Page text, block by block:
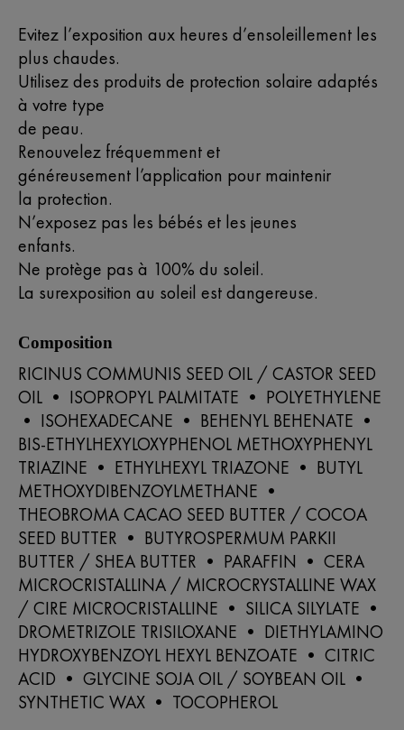
Evitez l’exposition aux heures d’ensoleillement les
plus chaudes.
Utilisez des produits de protection solaire adaptés
à votre type
de peau.
Renouvelez fréquemment et
généreusement l’application pour maintenir
la protection.
N’exposez pas les bébés et les jeunes
enfants.
Ne protège pas à 100% du soleil.
La surexposition au soleil est dangereuse.
Composition
RICINUS COMMUNIS SEED OIL / CASTOR SEED
OIL • ISOPROPYL PALMITATE • POLYETHYLENE
• ISOHEXADECANE • BEHENYL BEHENATE •
BIS-ETHYLHEXYLOXYPHENOL METHOXYPHENYL
TRIAZINE • ETHYLHEXYL TRIAZONE • BUTYL
METHOXYDIBENZOYLMETHANE •
THEOBROMA CACAO SEED BUTTER / COCOA
SEED BUTTER • BUTYROSPERMUM PARKII
BUTTER / SHEA BUTTER • PARAFFIN • CERA
MICROCRISTALLINA / MICROCRYSTALLINE WAX
/ CIRE MICROCRISTALLINE • SILICA SILYLATE •
DROMETRIZOLE TRISILOXANE • DIETHYLAMINO
HYDROXYBENZOYL HEXYL BENZOATE • CITRIC
ACID • GLYCINE SOJA OIL / SOYBEAN OIL •
SYNTHETIC WAX • TOCOPHEROL